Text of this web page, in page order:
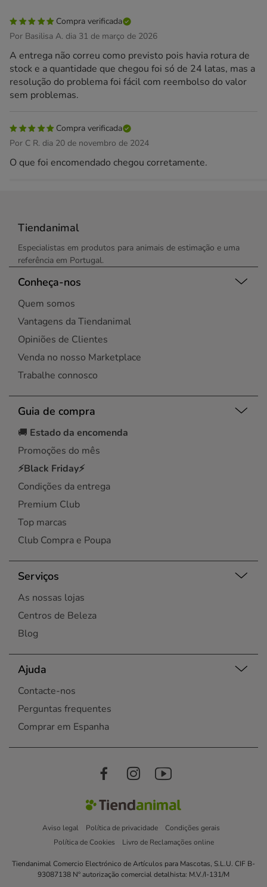
Compra verificada
Por Basilisa A. dia 31 de março de 2026
A entrega não correu como previsto pois havia rotura de
stock e a quantidade que chegou foi só de 24 latas, mas a
resolução do problema foi fácil com reembolso do valor
sem problemas.
Compra verificada
Por C R. dia 20 de novembro de 2024
O que foi encomendado chegou corretamente.
Tiendanimal
Especialistas em produtos para animais de estimação e uma
referência em Portugal.
Conheça-nos
Quem somos
Vantagens da Tiendanimal
Opiniões de Clientes
Venda no nosso Marketplace
Trabalhe connosco
Guia de compra
🚚 Estado da encomenda
Promoções do mês
⚡Black Friday⚡
Condições da entrega
Premium Club
Top marcas
Club Compra e Poupa
Serviços
As nossas lojas
Centros de Beleza
Blog
Ajuda
Contacte-nos
Perguntas frequentes
Comprar em Espanha
Aviso legal Política de privacidade
Condições gerais
Política de Cookies
Livro de Reclamações online
Tiendanimal Comercio Electrónico de Artículos para Mascotas, S.L.U. CIF B-
93087138 Nº autorização comercial detalhista: M.V./I-131/M